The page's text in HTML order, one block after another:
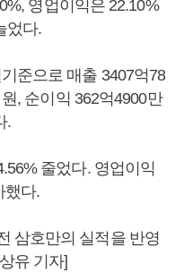
영업이익은 22.10%
었다.
준으로 매출 3407억78
, 순이익 362억4900만
.
줄었다. 영업이익
했다.
삼호만의 실적을 반영
유 기자]